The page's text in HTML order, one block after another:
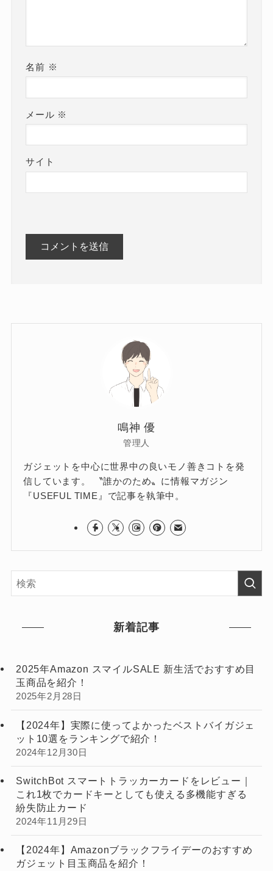
名前 ※
メール ※
サイト
鳴神 優
管理人
ガジェットを中心に世界中の良いモノ善きコトを発
信しています。 〝誰かのため〟に情報マガジン
『USEFUL TIME』で記事を執筆中。
新着記事
2025年Amazon スマイルSALE 新生活でおすすめ目
玉商品を紹介！
2025年2月28日
【2024年】実際に使ってよかったベストバイガジェ
ット10選をランキングで紹介！
2024年12月30日
SwitchBot スマートトラッカーカードをレビュー｜
これ1枚でカードキーとしても使える多機能すぎる
紛失防止カード
2024年11月29日
【2024年】Amazonブラックフライデーのおすすめ
ガジェット目玉商品を紹介！